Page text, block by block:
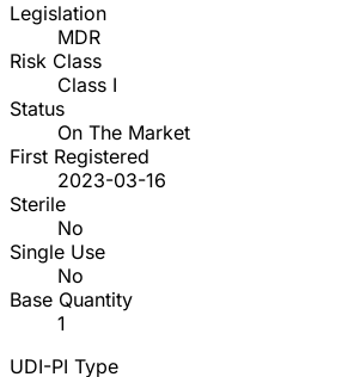
Legislation
MDR
Risk Class
Class I
Status
On The Market
First Registered
2023-03-16
Sterile
No
Single Use
No
Base Quantity
1
UDI-PI Type